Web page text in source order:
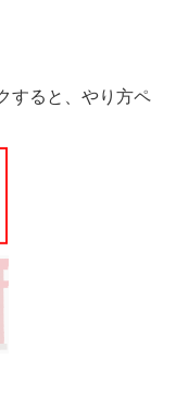
すると、やり方ペ